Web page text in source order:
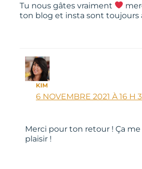
Tu nous gâtes vraiment
ton blog et insta sont toujours
KIM
6 NOVEMBRE 2021 À 16 H
Merci pour ton retour ! Ça
plaisir !